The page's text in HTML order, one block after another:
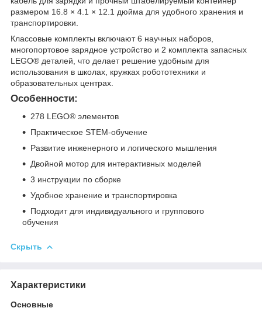
размером 16.8 × 4.1 × 12.1 дюйма для удобного хранения и
транспортировки.
Классовые комплекты включают 6 научных наборов,
многопортовое зарядное устройство и 2 комплекта запасных
LEGO® деталей, что делает решение удобным для
использования в школах, кружках робототехники и
образовательных центрах.
Особенности:
278 LEGO® элементов
Практическое STEM-обучение
Развитие инженерного и логического мышления
Двойной мотор для интерактивных моделей
3 инструкции по сборке
Удобное хранение и транспортировка
Подходит для индивидуального и группового
обучения
Скрыть
Характеристики
Основные